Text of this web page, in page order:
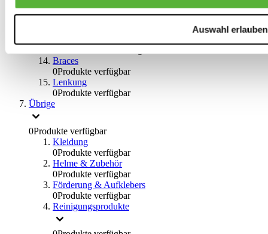
Auswahl erlauben
0Produkte verfügbar
Handbremsen
Braces
0Produkte verfügbar
Lenkung
0Produkte verfügbar
Übrige
0Produkte verfügbar
Kleidung
0Produkte verfügbar
Helme & Zubehör
0Produkte verfügbar
Förderung & Aufklebers
0Produkte verfügbar
Reinigungsprodukte